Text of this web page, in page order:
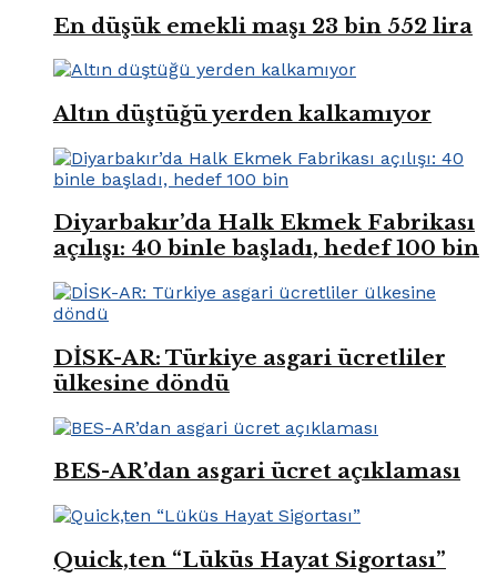
En düşük emekli maşı 23 bin 552 lira
Altın düştüğü yerden kalkamıyor
Diyarbakır’da Halk Ekmek Fabrikası
açılışı: 40 binle başladı, hedef 100 bin
DİSK-AR: Türkiye asgari ücretliler
ülkesine döndü
BES-AR’dan asgari ücret açıklaması
Quick,ten “Lüküs Hayat Sigortası”